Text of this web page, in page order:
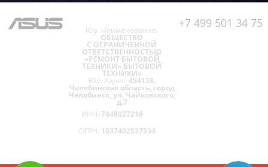
+7 499 501 34 75
Юр. Наименование:
ОБЩЕСТВО
С ОГРАНИЧЕННОЙ
ОТВЕТСТВЕННОСТЬЮ
«РЕМОНТ БЫТОВОЙ
ТЕХНИКИ» БЫТОВОЙ
ТЕХНИКИ»
Юр. Адрес: 454138,
Челябинская область, город
Челябинск, ул. Чайковского,
д.7
ИНН: 7448027216
ОГРН: 1037402537534